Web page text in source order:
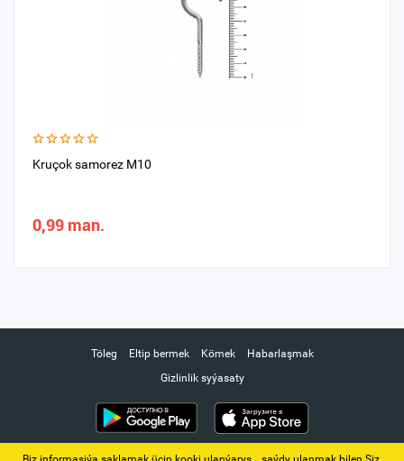
Kruçok samorez M10
0,99 man.
Töleg Eltip bermek Kömek
Habarlaşmak
Gizlinlik syýasaty